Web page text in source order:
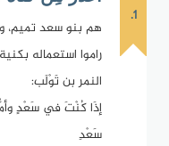
1.
هم بنو سعد تميم،
راموا استعماله
النمر بن تَوْلَب:
إذَا كُنْتَ في سَعْدٍ
سَعْدِ